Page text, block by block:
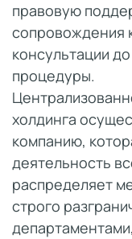
правовую
сопровождения
консультации
процедуры.
холдинга
компанию,
деятельность
распределяет
строго